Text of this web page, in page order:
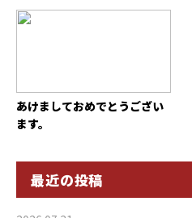
あけましておめでとうござい
ます。
最近の投稿